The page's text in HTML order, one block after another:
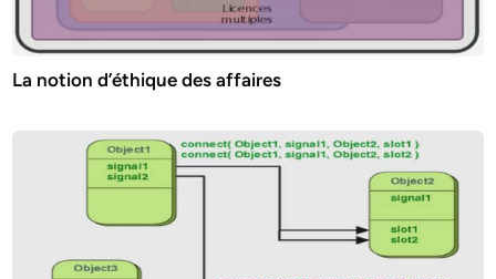
La notion d’éthique des affaires